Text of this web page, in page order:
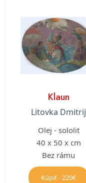
Klaun
Litovka Dmitrij
Olej - sololit
40 x 50 x cm
Bez rámu
Kúpiť - 220€